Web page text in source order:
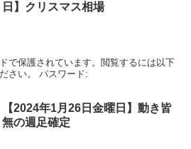
日】クリスマス相場
で保護されています。閲覧するには以下
さい。 パスワード:
【2024年1月26日金曜日】動き皆
無の週足確定